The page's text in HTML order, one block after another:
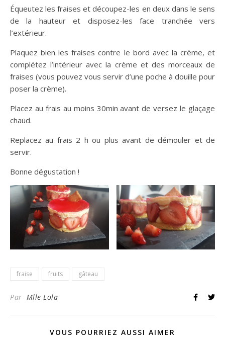
Équeutez les fraises et découpez-les en deux dans le sens
de la hauteur et disposez-les face tranchée vers
l’extérieur.
Plaquez bien les fraises contre le bord avec la crème, et
complétez l’intérieur avec la crème et des morceaux de
fraises (vous pouvez vous servir d’une poche à douille pour
poser la crème).
Placez au frais au moins 30min avant de versez le glaçage
chaud.
Replacez au frais 2 h ou plus avant de démouler et de
servir.
Bonne dégustation !
fraise fruits gâteau
Par Mlle Lola
VOUS POURRIEZ AUSSI AIMER